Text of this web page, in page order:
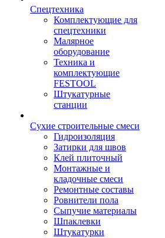
Спецтехника
Комплектующие для
спецтехники
Малярное
оборудование
Техника и
комплектующие
FESTOOL
Штукатурные
станции
Сухие строительные смеси
Гидроизоляция
Затирки для швов
Клей плиточный
Монтажные и
кладочные смеси
Ремонтные составы
Ровнители пола
Сыпучие материалы
Шпаклевки
Штукатурки